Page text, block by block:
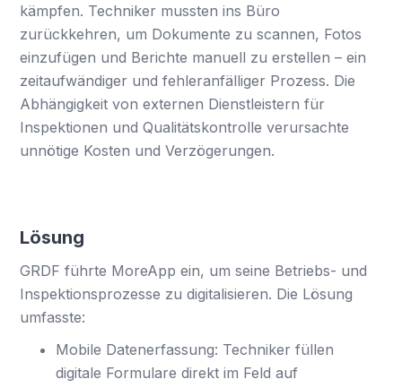
kämpfen. Techniker mussten ins Büro
zurückkehren, um Dokumente zu scannen, Fotos
einzufügen und Berichte manuell zu erstellen – ein
zeitaufwändiger und fehleranfälliger Prozess. Die
Abhängigkeit von externen Dienstleistern für
Inspektionen und Qualitätskontrolle verursachte
unnötige Kosten und Verzögerungen.
Lösung
GRDF führte MoreApp ein, um seine Betriebs- und
Inspektionsprozesse zu digitalisieren. Die Lösung
umfasste:
Mobile Datenerfassung: Techniker füllen
digitale Formulare direkt im Feld auf